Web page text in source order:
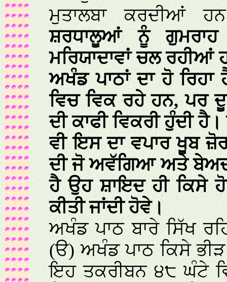
ਮੁਤਾਲਬਾ ਕਰਦੀਆਂ
ਸ਼ਰਧਾਲੂਆਂ ਨੂੰ
ਮਰਿਯਾਦਾਵਾਂ ਚਲ
ਅਖੰਡ ਪਾਠਾਂ ਦਾ ਹੋ
ਵਿਚ ਵਿਕ ਰਹੇ ਹਨ, ਪਰ
ਦੀ ਕਾਫੀ ਵਿਕਰੀ ਹੁੰਦੀ
ਵੀ ਇਸ ਦਾ ਵਪਾਰ ਖੂਬ
ਦੀ ਜੋ ਅਵੱਗਿਆ ਅਤੇ
ਹੈ ਉਹ ਸ਼ਾਇਦ ਹੀ ਕਿਸੇ
ਕੀਤੀ ਜਾਂਦੀ ਹੋਵੇ।
ਅਖੰਡ ਪਾਠ ਬਾਰੇ ਸਿੱਖ
(ੳ) ਅਖੰਡ ਪਾਠ ਕਿਸੇ ਭੀੜ
ਇਹ ਤਕਰੀਬਨ ੪੮ ਘੰਟੇ